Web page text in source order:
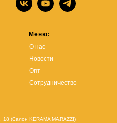
Меню:
О нас
Новости
Опт
Сотрудничество
(Салон KERAMA MARAZZI)